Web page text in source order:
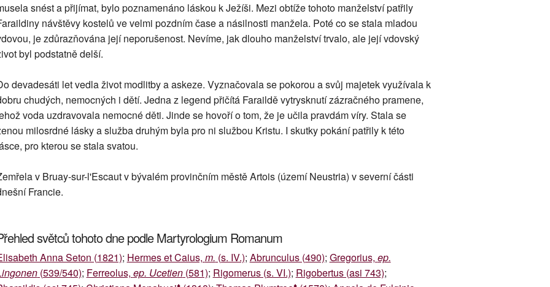
snést a přijímat, bylo poznamenáno láskou k Ježíši. Mezi obtíže tohoto manželství patřily
návštěvy kostelů ve velmi pozdním čase a násilnosti manžela. Poté co se stala mladou
je zdůrazňována její neporušenost. Nevíme, jak dlouho manželství trvalo, ale její vdovský
byl podstatně delší.
devadesáti let vedla život modlitby a askeze. Vyznačovala se pokorou a svůj majetek využívala k
chudých, nemocných i dětí. Jedna z legend přičítá Faraildě vytrysknutí zázračného pramene,
voda uzdravovala nemocné děti. Jinde se hovoří o tom, že je učila pravdám víry. Stala se
milosrdné lásky a služba druhým byla pro ni službou Kristu. I skutky pokání patřily k této
pro kterou se stala svatou.
v Bruay-sur-l'Escaut v bývalém provinčním městě Artois (území Neustria) v severní části
Francie.
světců tohoto dne podle Martyrologium Romanum
Anna Seton (1821); Hermes et Caius, m. (s. IV.); Abrunculus (490); Gregorius, ep.
(539/540); Ferreolus, ep. Ucetien(581); Rigomerus (s. VI.); Rigobertus (asi 743);
♦ ♦